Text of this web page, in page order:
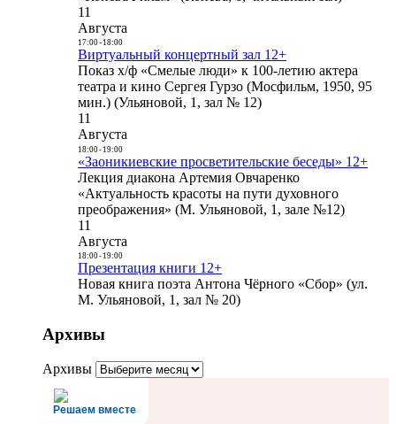
11
Августа
17:00- 18:00
Виртуальный концертный зал 12+
Показ х/ф «Смелые люди» к 100-летию актера
театра и кино Сергея Гурзо (Мосфильм, 1950, 95
мин.) (Ульяновой, 1, зал № 12)
11
Августа
18:00- 19:00
«Заоникиевские просветительские беседы» 12+
Лекция диакона Артемия Овчаренко
«Актуальность красоты на пути духовного
преображения» (М. Ульяновой, 1, зале №12)
11
Августа
18:00- 19:00
Презентация книги 12+
Новая книга поэта Антона Чёрного «Сбор» (ул.
М. Ульяновой, 1, зал № 20)
Архивы
Архивы
Решаем вместе